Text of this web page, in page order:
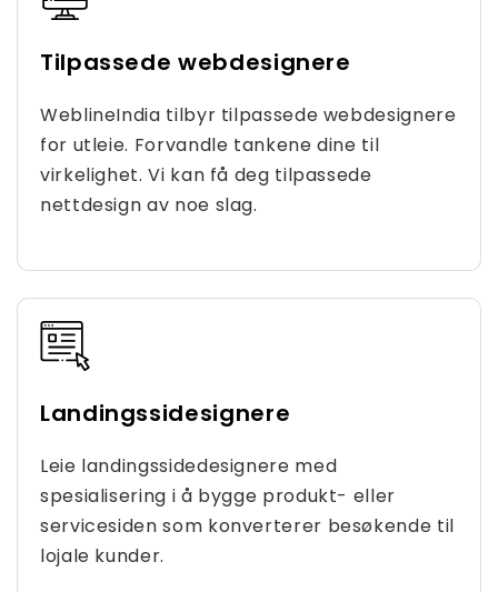
Tilpassede webdesignere
WeblineIndia tilbyr tilpassede webdesignere
for utleie. Forvandle tankene dine til
virkelighet. Vi kan få deg tilpassede
nettdesign av noe slag.
Landingssidesignere
Leie landingssidedesignere med
spesialisering i å bygge produkt- eller
servicesiden som konverterer besøkende til
lojale kunder.